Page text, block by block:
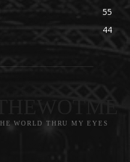
55
44
WORLD THRU MY EYES